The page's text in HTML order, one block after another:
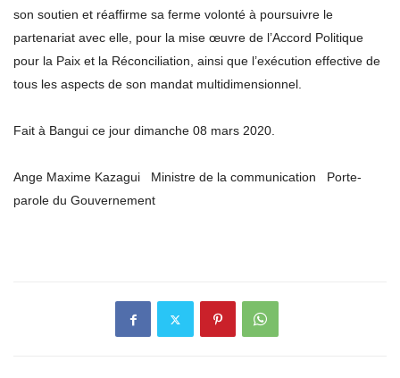
son soutien et réaffirme sa ferme volonté à poursuivre le
partenariat avec elle, pour la mise œuvre de l’Accord Politique
pour la Paix et la Réconciliation, ainsi que l’exécution effective de
tous les aspects de son mandat multidimensionnel.
Fait à Bangui ce jour dimanche 08 mars 2020.
Ange Maxime Kazagui Ministre de la communication Porte-
parole du Gouvernement